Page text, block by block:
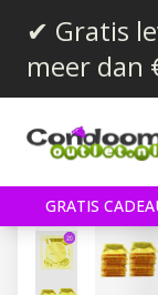
✔ Gratis
meer dan
GRATIS